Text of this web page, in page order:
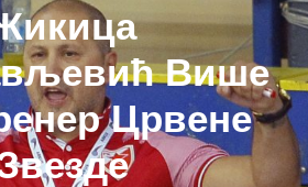
Више
Црвене